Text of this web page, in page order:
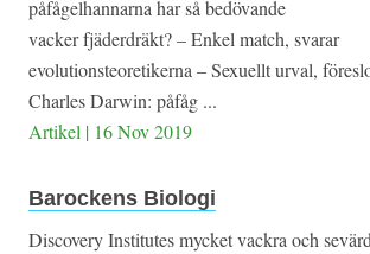
påfågelhannarna har så bedövande
vacker fjäderdräkt? – Enkel match, svarar
evolutionsteoretikerna – Sexuellt urval,
Charles Darwin: påfåg ...
Artikel | 16 Nov 2019
Barockens Biologi
Discovery Institutes mycket vackra och